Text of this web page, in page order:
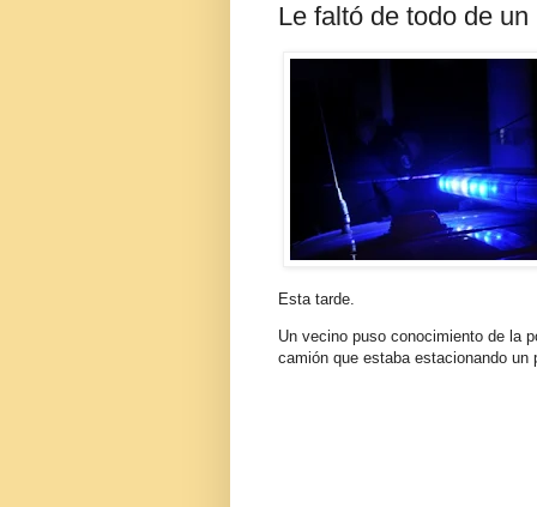
Le faltó de todo de
Esta tarde.
Un vecino puso conocimiento de la
camión que estaba estacionando un